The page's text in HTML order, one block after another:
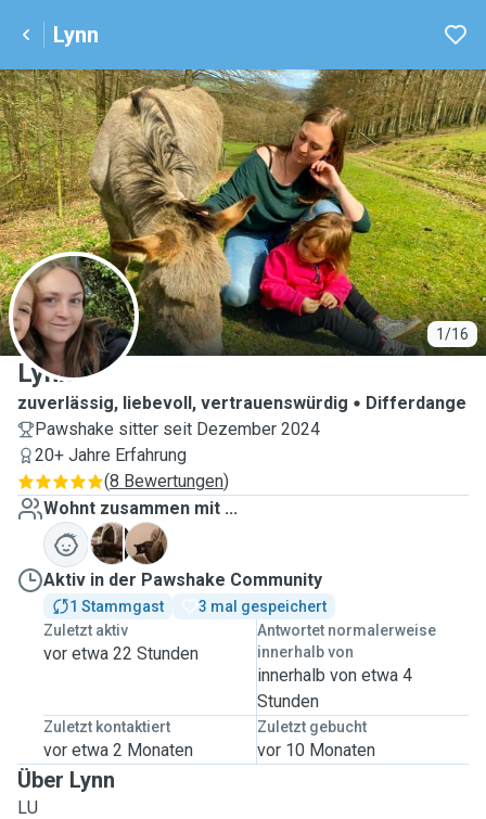
Lynn
1/16
L
Lynn
zuverlässig, liebevoll, vertrauenswürdig
Differdange
Pawshake sitter seit Dezember 2024
20+ Jahre Erfahrung
(8 Bewertungen)
Wohnt zusammen mit ...
B
P
Aktiv in der Pawshake Community
1 Stammgast
3 mal gespeichert
Zuletzt aktiv
vor etwa 22 Stunden
Antwortet normalerweise
innerhalb von
innerhalb von etwa 4
Stunden
Zuletzt kontaktiert
vor etwa 2 Monaten
Zuletzt gebucht
vor 10 Monaten
Über Lynn
LU